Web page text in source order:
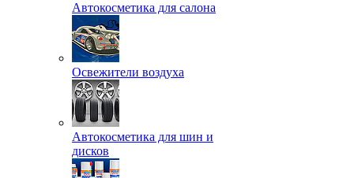
Автокосметика для салона
Освежители воздуха
Автокосметика для шин и
дисков